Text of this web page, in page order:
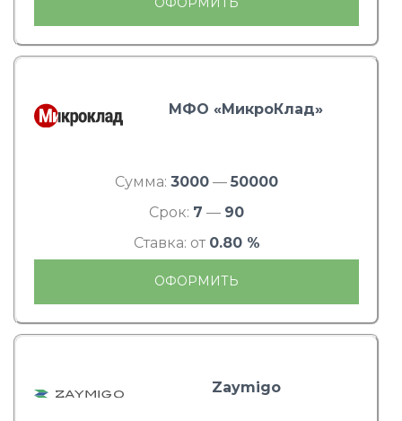
МФО «МикроКлад»
Сумма: 3000 — 50000
Срок: 7 — 90
Ставка: от 0.80 %
ОФОРМИТЬ
Zaymigo